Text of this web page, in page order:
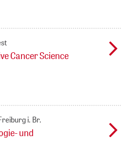
Cancer Science
i. Br.
und